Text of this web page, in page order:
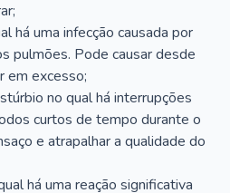
há uma infecção causada por
pulmões. Pode causar desde
em excesso;
no qual há interrupções
curtos de tempo durante o
e atrapalhar a qualidade do
há uma reação significativa